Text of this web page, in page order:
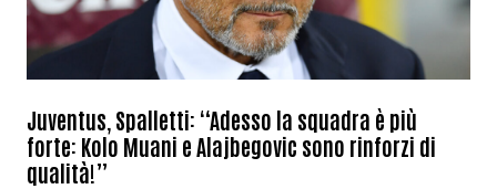
Juventus, Spalletti: “Adesso la squadra è più
forte: Kolo Muani e Alajbegovic sono rinforzi di
qualità!”